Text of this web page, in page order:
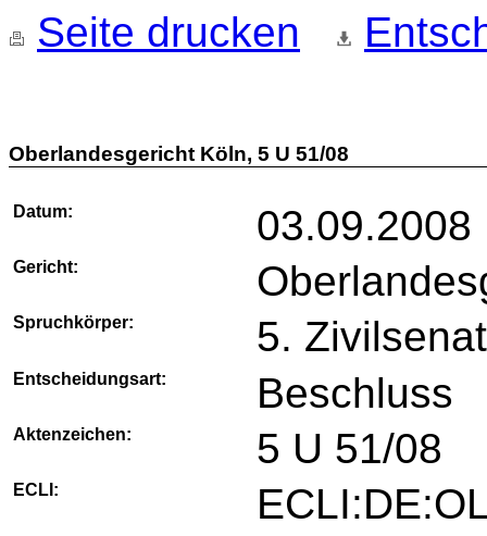
Seite drucken
Oberlandesgericht Köln, 5 U 51/08
Datum: 03.09.2008
Gericht:
Spruchkörper: 5. Zivilsenat
Entscheidungsart: Beschluss
Aktenzeichen: 5 U 51/08
ECLI: